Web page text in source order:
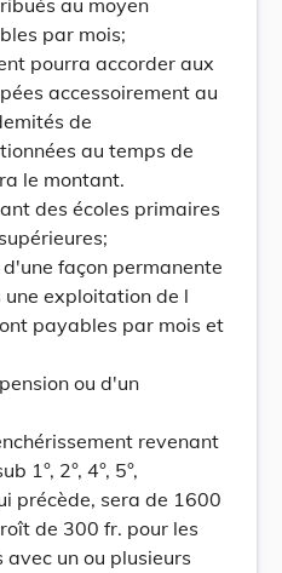
au moyen
par mois;
pourra accorder aux
accessoirement au
de
au temps de
le montant.
des écoles primaires
façon permanente
une exploitation de l
payables par mois et
ou d'un
revenant
1°, 2°, 4°, 5°,
précède, sera de 1600
de 300 fr. pour les
un ou plusieurs